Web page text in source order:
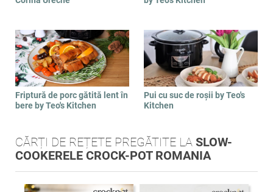
Friptură de porc gătită lent în
bere by Teo's Kitchen
Pui cu suc de roșii by Teo's
Kitchen
CĂRȚI DE REȚETE PREGĂTITE LASLOW-
COOKERELE CROCK-POT ROMANIA